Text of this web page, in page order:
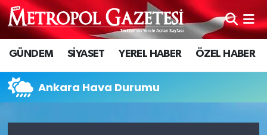
GÜNDEM SİYASET YEREL HABER ÖZEL HABER
Ankara Hava Durumu
Hava Durumu
Trafik Durumu
Süper Lig Puan Durumu ve Fikstür